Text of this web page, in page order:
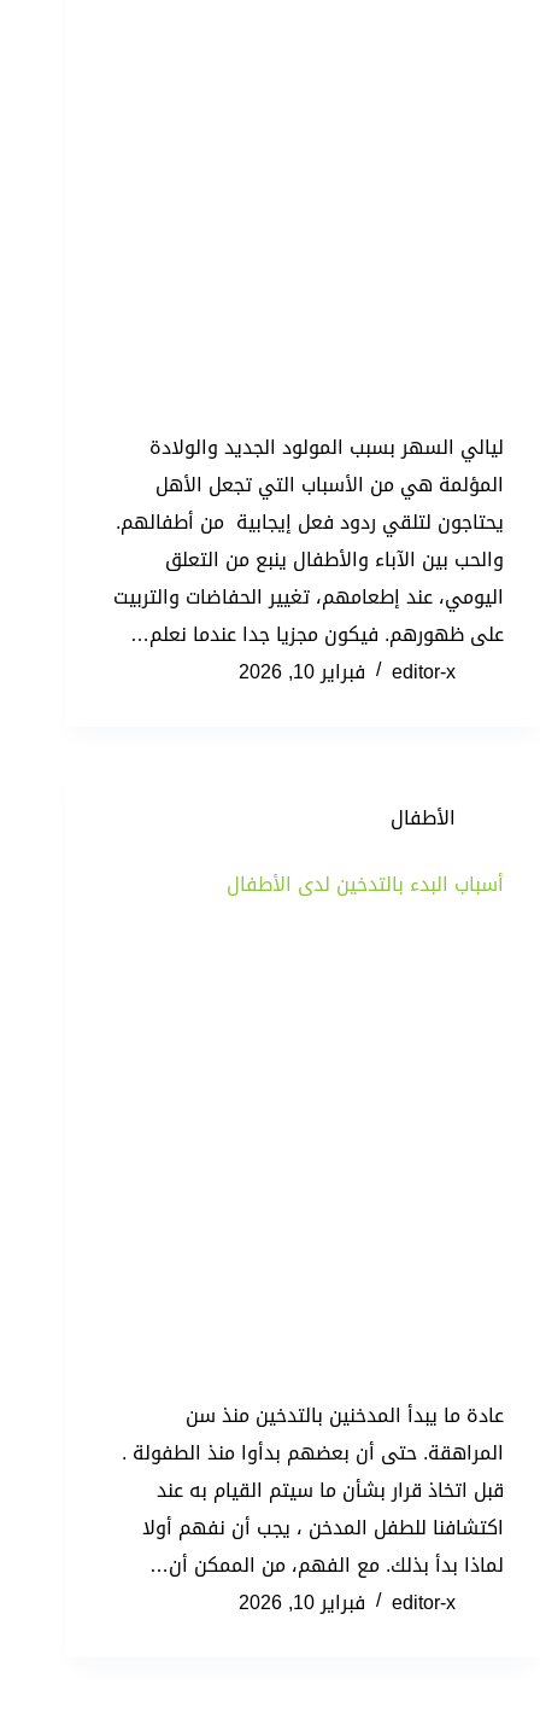
ليالي السهر بسبب المولود الجديد والولادة
المؤلمة هي من الأسباب التي تجعل الأهل
يحتاجون لتلقي ردود فعل إيجابية من أطفالهم.
والحب بين الآباء والأطفال ينبع من التعلق
اليومي، عند إطعامهم، تغيير الحفاضات والتربيت
على ظهورهم. فيكون مجزيا جدا عندما نعلم…
editor-x
فبراير 10, 2026
الأطفال
أسباب البدء بالتدخين لدى الأطفال
عادة ما يبدأ المدخنين بالتدخين منذ سن
المراهقة. حتى أن بعضهم بدأوا منذ الطفولة .
قبل اتخاذ قرار بشأن ما سيتم القيام به عند
اكتشافنا للطفل المدخن ، يجب أن نفهم أولا
لماذا بدأ بذلك. مع الفهم، من الممكن أن…
editor-x
فبراير 10, 2026